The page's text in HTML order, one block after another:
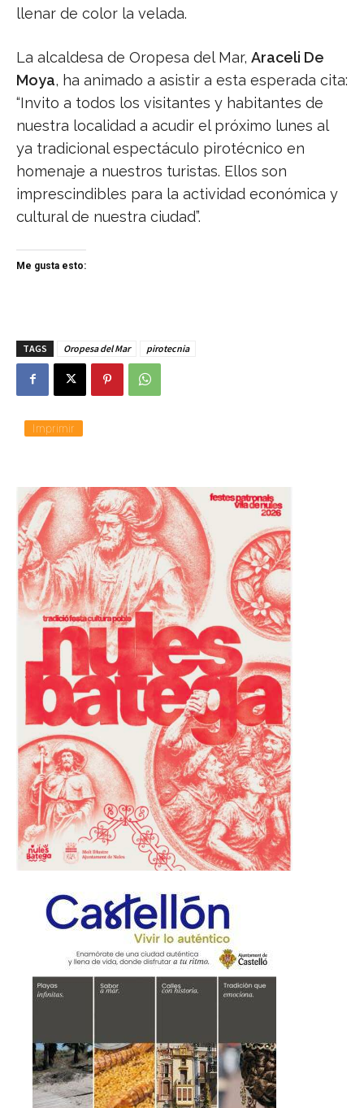
llenar de color la velada.
La alcaldesa de Oropesa del Mar, Araceli De
Moya, ha animado a asistir a esta esperada cita:
“Invito a todos los visitantes y habitantes de
nuestra localidad a acudir el próximo lunes al
ya tradicional espectáculo pirotécnico en
homenaje a nuestros turistas. Ellos son
imprescindibles para la actividad económica y
cultural de nuestra ciudad”.
Me gusta esto:
TAGS Oropesa del Mar pirotecnia
Imprimir